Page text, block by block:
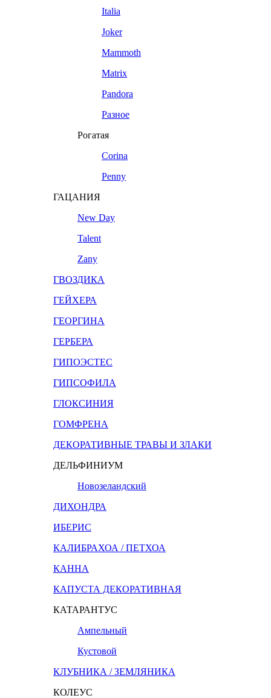
Italia
Joker
Mammoth
Matrix
Pandora
Разное
Рогатая
Corina
Penny
ГАЦАНИЯ
New Day
Talent
Zany
ГВОЗДИКА
ГЕЙХЕРА
ГЕОРГИНА
ГЕРБЕРА
ГИПОЭСТЕС
ГИПСОФИЛА
ГЛОКСИНИЯ
ГОМФРЕНА
ДЕКОРАТИВНЫЕ ТРАВЫ И ЗЛАКИ
ДЕЛЬФИНИУМ
Новозеландский
ДИХОНДРА
ИБЕРИС
КАЛИБРАХОА / ПЕТХОА
КАННА
КАПУСТА ДЕКОРАТИВНАЯ
КАТАРАНТУС
Ампельный
Кустовой
КЛУБНИКА / ЗЕМЛЯНИКА
КОЛЕУС